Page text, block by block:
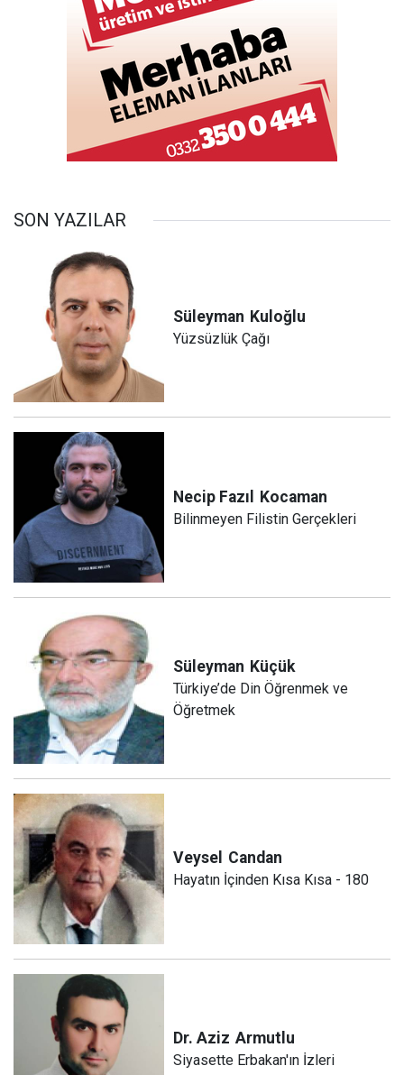
SON YAZILAR
Süleyman Kuloğlu
Yüzsüzlük Çağı
Necip Fazıl Kocaman
Bilinmeyen Filistin Gerçekleri
Süleyman Küçük
Türkiye’de Din Öğrenmek ve
Öğretmek
Veysel Candan
Hayatın İçinden Kısa Kısa - 180
Dr. Aziz Armutlu
Siyasette Erbakan'ın İzleri